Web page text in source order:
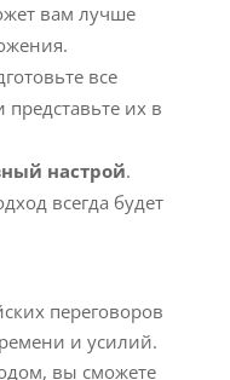
вам лучше
все
их в
настрой.
всегда будет
переговоров
и усилий.
вы сможете